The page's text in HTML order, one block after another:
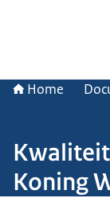
Home
Koning